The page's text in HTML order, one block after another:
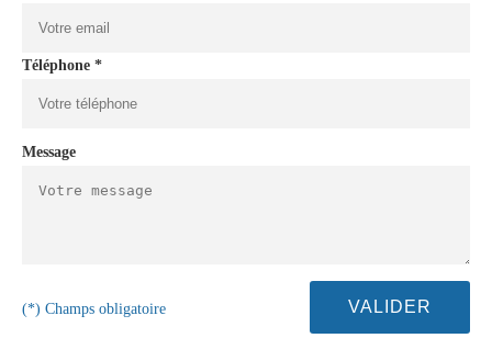
Téléphone *
Message
(*) Champs obligatoire